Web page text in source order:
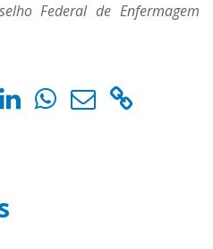
Federal de Enfermagem